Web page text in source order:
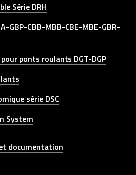
Série DRH
GBP-CBB-MBB-CBE-MBE-GBR-
ponts roulants DGT-DGP
série DSC
System
documentation